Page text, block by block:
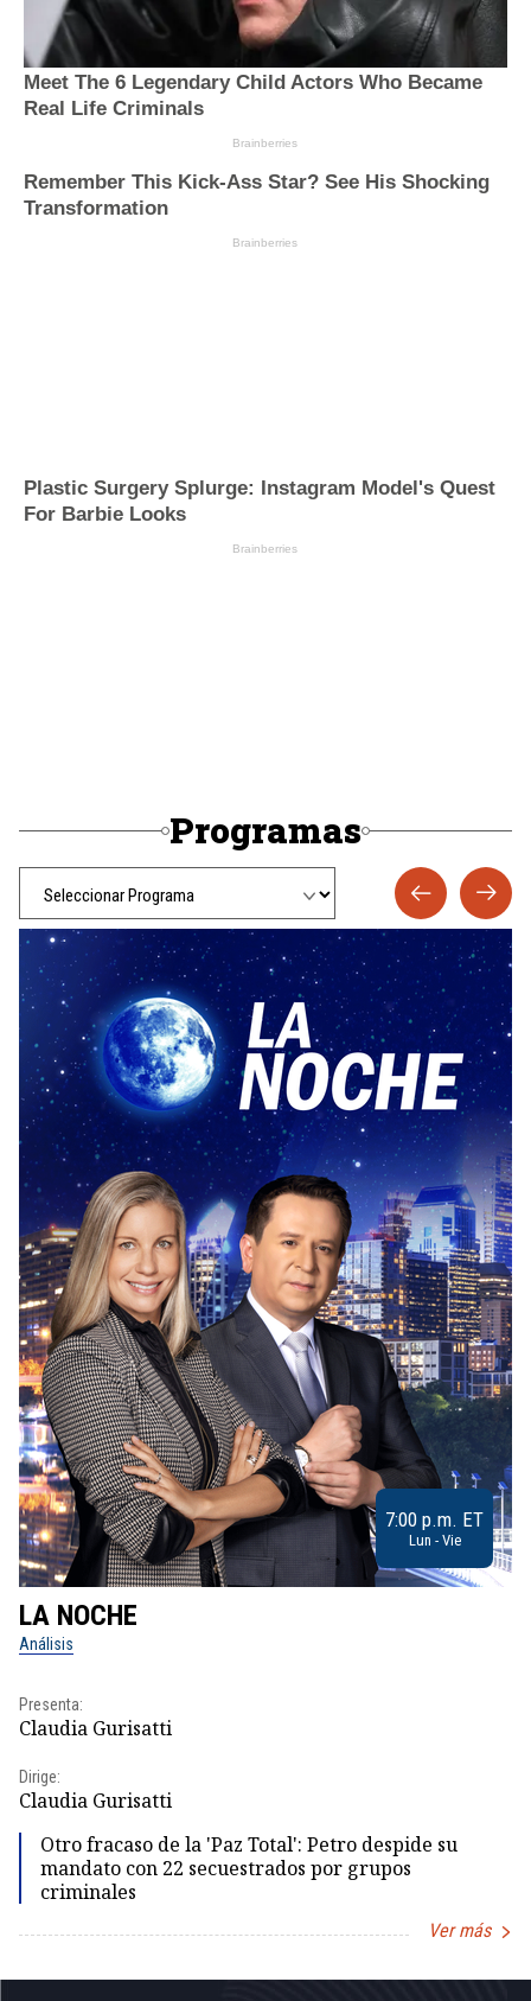
Programas
7:00 p.m. ET
Lun - Vie
LA NOCHE
Análisis
Presenta:
Claudia Gurisatti
Dirige:
Claudia Gurisatti
Otro fracaso de la 'Paz Total': Petro despide su
mandato con 22 secuestrados por grupos
criminales
Ver más
1